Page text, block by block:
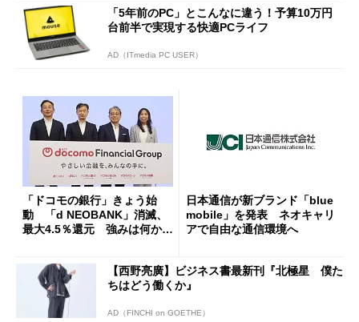
「5年前のPC」とこんなに違う！予算10万円
台前半で実現する快適PCライフ
AD（ITmedia PC USER）
「ドコモの銀行」きょう始
動 「d NEOBANK」消滅、
最大4.5％還元 強みは何か解
日本通信が新ブランド「blue
mobile」を発表 ネオキャリ
アで自由な通信環境へ
【西野亮廣】ビジネス書最新刊『北極星 僕た
ちはどう働くか』
AD（FINCHI on GOETHE）